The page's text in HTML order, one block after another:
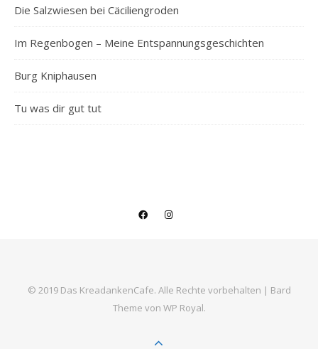
Die Salzwiesen bei Cäciliengroden
Im Regenbogen – Meine Entspannungsgeschichten
Burg Kniphausen
Tu was dir gut tut
© 2019 Das KreadankenCafe. Alle Rechte vorbehalten | Bard
Theme von WP Royal.